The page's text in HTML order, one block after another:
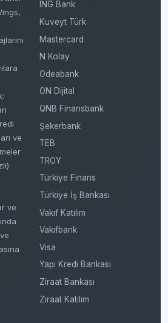
ve
ve
ING Bank
Kuveyt Türk
Mastercard
N Kolay
Odeabank
ON Dijital
QNB Finansbank
Şekerbank
TEB
TROY
Türkiye Finans
Türkiye İş Bankası
Vakıf Katılım
Vakıfbank
Visa
Yapı Kredi Bankası
Ziraat Bankası
Ziraat Katılım